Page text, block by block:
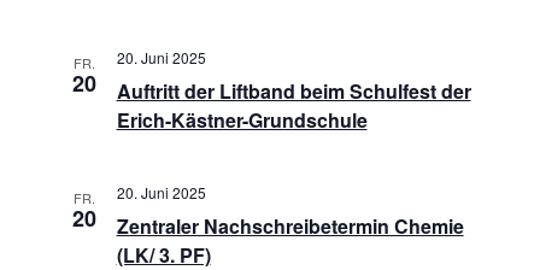
FR.
20
Auftritt der Liftband beim Schulfest der
Erich-Kästner-Grundschule
20. Juni 2025
FR.
20
Zentraler Nachschreibetermin Chemie
(LK/ 3. PF)
20. Juni 2025